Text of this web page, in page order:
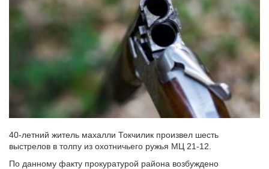
40-летний житель махалли Токчилик произвел шесть
выстрелов в толпу из охотничьего ружья МЦ 21-12.
По данному факту прокуратурой района возбуждено